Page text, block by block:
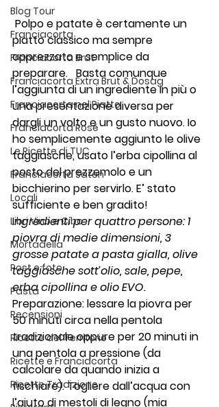
Blog Tour
Franciacorta
Franciacorta Brut
Franciacorta Extra Brut & Dosag
Franciacorta nel Piatto
Franciacorta Rosé
Le Ricette di TUC
Franciacorta Satèn
Locali
Libri Vino e Cibo
Mortadella
Post e foto
Pasta
Recensioni
Ricette del Territorio
Ricette e Franciacorta
Ricette Tradizione
piatto classico ma sempre
apprezzato e semplice da
preparare.   Basta comunque
l’aggiunta di un ingrediente in più o
una presentazione diversa per
dargli un volto e un gusto nuovo. Io
ho semplicemente aggiunto le olive
taggiasche, usato l’erba cipollina al
posto del prezzemolo e un
bicchierino per servirlo. E’ stato
sufficiente e ben gradito!
Ingredienti per quattro persone: 1
piovra di medie dimensioni, 3
grosse patate a pasta gialla, olive
taggiasche sott’olio, sale, pepe,
erba cipollina e olio EVO.
Preparazione: lessare la piovra per
50 minuti circa nella pentola
tradizionale oppure per 20 minuti in
una pentola a pressione (da
calcolare da quando inizia a
fischiare). Togliere dall’acqua con
l’aiuto di mestoli di legno (mia